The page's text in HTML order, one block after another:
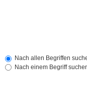
Nach allen Begriffen
Nach einem Begriff